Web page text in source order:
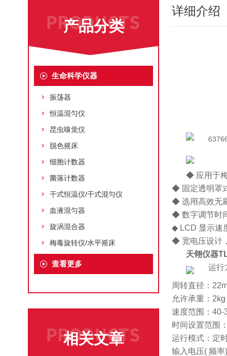
产品分类
生命科学仪器
振荡器
恒温混匀仪
昆虫嗅觉仪
脱色摇床
细胞计数器
菌落计数器
干式恒温仪/干式混匀仪
血液混匀器
旋涡混合器
梅毒旋转仪/水平摇床
查看更多
相关文章
详细介绍
◆ 应用于
◆ 固定透明罩
◆ 选用高效无
◆ 数字调节时
◆ LCD 显示速
◆ 宽电压设计
天翎仪器
运行
周转直径：
允许承重：2kg
速度范围：40-
时间设置范围
运行模式：定
输入电压( 频